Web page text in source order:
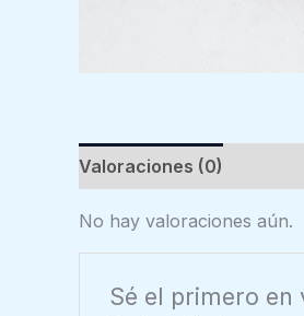
Valoraciones (0)
No hay valoraciones aún.
Sé el primero en